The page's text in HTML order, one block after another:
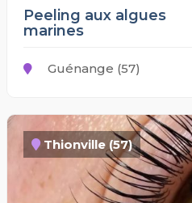
Peeling aux algues
marines
Guénange (57)
Thionville (57)